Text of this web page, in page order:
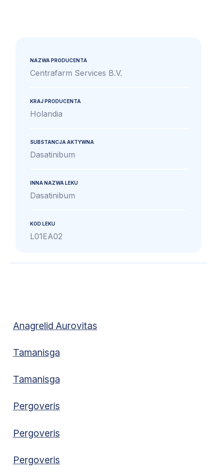
NAZWA PRODUCENTA
Centrafarm Services B.V.
KRAJ PRODUCENTA
Holandia
SUBSTANCJA AKTYWNA
Dasatinibum
INNA NAZWA LEKU
Dasatinibum
KOD LEKU
L01EA02
Anagrelid Aurovitas
Tamanisga
Tamanisga
Pergoveris
Pergoveris
Pergoveris